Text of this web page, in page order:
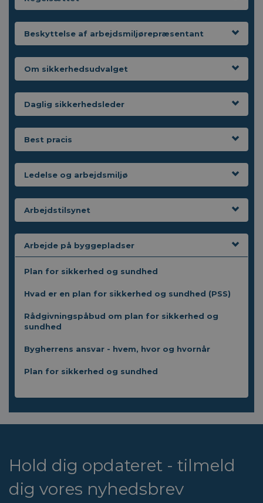
Beskyttelse af arbejdsmiljørepræsentant
Om sikkerhedsudvalget
Daglig sikkerhedsleder
Best pracis
Ledelse og arbejdsmiljø
Arbejdstilsynet
Arbejde på byggepladser
Plan for sikkerhed og sundhed
Hvad er en plan for sikkerhed og sundhed (PSS)
Rådgivningspåbud om plan for sikkerhed og
sundhed
Bygherrens ansvar - hvem, hvor og hvornår
Plan for sikkerhed og sundhed
Hold dig opdateret - tilmeld
dig vores nyhedsbrev